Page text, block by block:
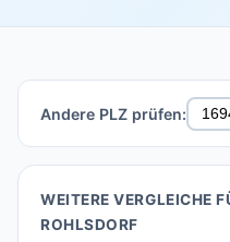
Andere PLZ prüfen:
WEITERE VERGLEICHE
ROHLSDORF